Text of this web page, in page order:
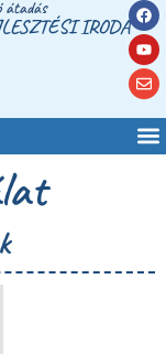
átadás
IRODA